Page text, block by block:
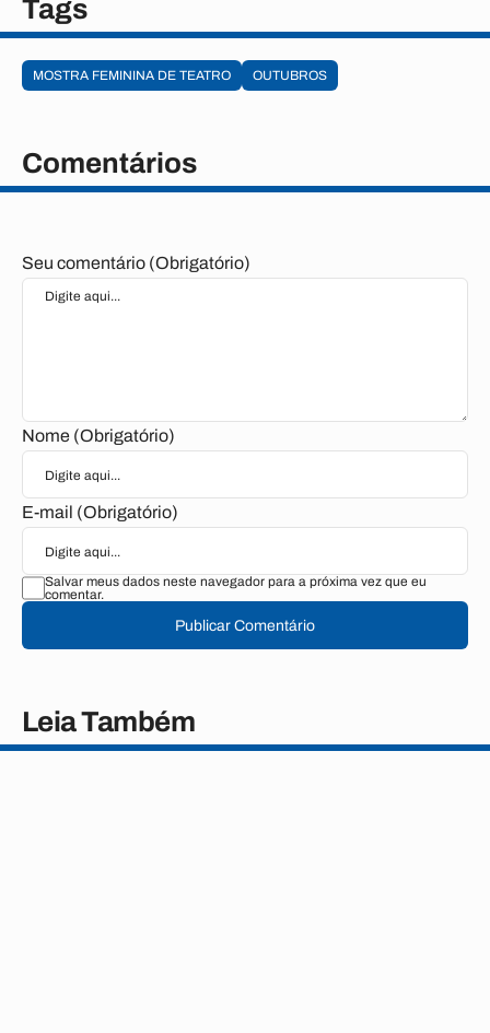
Tags
MOSTRA FEMININA DE TEATRO OUTUBROS
Comentários
Seu comentário (Obrigatório)
Nome (Obrigatório)
E-mail (Obrigatório)
Salvar meus dados neste navegador para a próxima vez que eu
comentar.
Publicar Comentário
Leia Também